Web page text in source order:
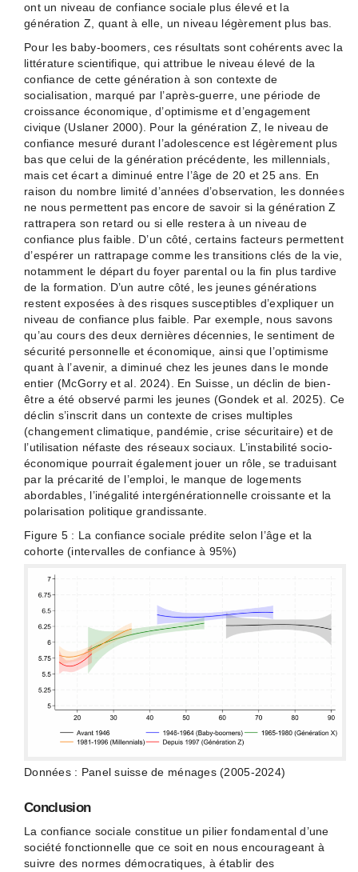
ont un niveau de confiance sociale plus élevé et la
génération Z, quant à elle, un niveau légèrement plus bas.
Pour les baby-boomers, ces résultats sont cohérents avec la
littérature scientifique, qui attribue le niveau élevé de la
confiance de cette génération à son contexte de
socialisation, marqué par l’après-guerre, une période de
croissance économique, d’optimisme et d’engagement
civique (Uslaner 2000). Pour la génération Z, le niveau de
confiance mesuré durant l’adolescence est légèrement plus
bas que celui de la génération précédente, les millennials,
mais cet écart a diminué entre l’âge de 20 et 25 ans. En
raison du nombre limité d’années d’observation, les données
ne nous permettent pas encore de savoir si la génération Z
rattrapera son retard ou si elle restera à un niveau de
confiance plus faible. D’un côté, certains facteurs permettent
d’espérer un rattrapage comme les transitions clés de la vie,
notamment le départ du foyer parental ou la fin plus tardive
de la formation. D’un autre côté, les jeunes générations
restent exposées à des risques susceptibles d’expliquer un
niveau de confiance plus faible. Par exemple, nous savons
qu’au cours des deux dernières décennies, le sentiment de
sécurité personnelle et économique, ainsi que l’optimisme
quant à l’avenir, a diminué chez les jeunes dans le monde
entier (McGorry et al. 2024). En Suisse, un déclin de bien-
être a été observé parmi les jeunes (Gondek et al. 2025). Ce
déclin s’inscrit dans un contexte de crises multiples
(changement climatique, pandémie, crise sécuritaire) et de
l’utilisation néfaste des réseaux sociaux. L’instabilité socio-
économique pourrait également jouer un rôle, se traduisant
par la précarité de l’emploi, le manque de logements
abordables, l’inégalité intergénérationnelle croissante et la
polarisation politique grandissante.
Figure 5 : La confiance sociale prédite selon l’âge et la
cohorte (intervalles de confiance à 95%)
Données : Panel suisse de ménages (2005-2024)
Conclusion
La confiance sociale constitue un pilier fondamental d’une
société fonctionnelle que ce soit en nous encourageant à
suivre des normes démocratiques, à établir des